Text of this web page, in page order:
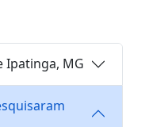
Ipatinga, MG